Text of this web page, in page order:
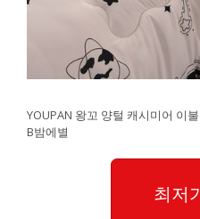
YOUPAN 왕꼬 양털 캐시미어 이
B밤에별
최저